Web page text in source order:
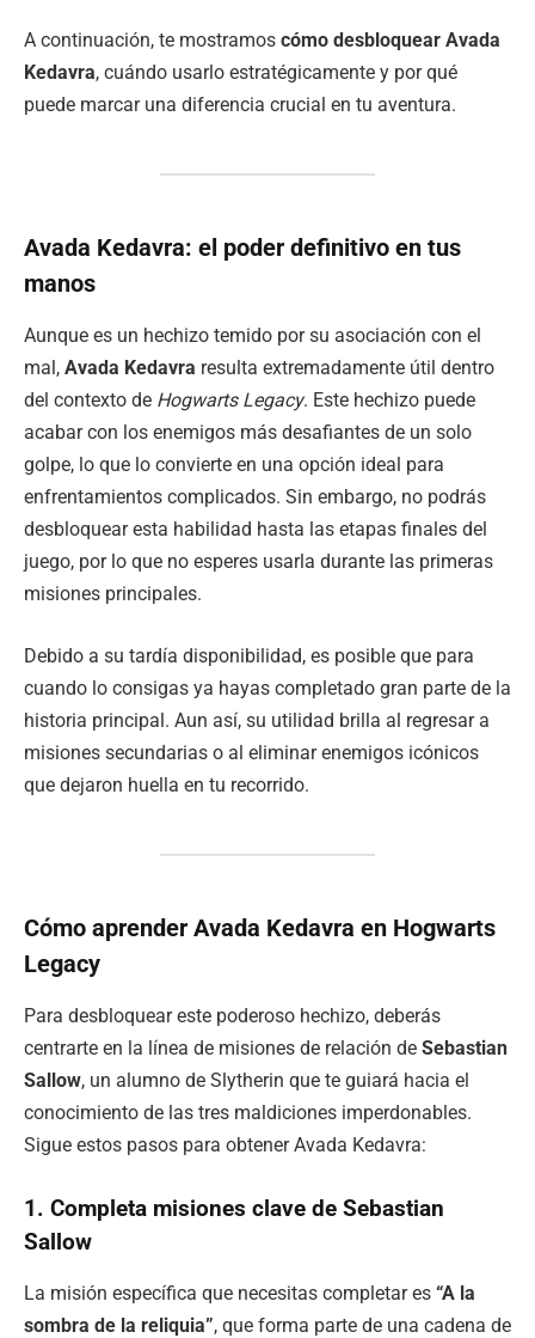
A continuación, te mostramos cómo desbloquear Avada
Kedavra, cuándo usarlo estratégicamente y por qué
puede marcar una diferencia crucial en tu aventura.
Avada Kedavra: el poder definitivo en tus
manos
Aunque es un hechizo temido por su asociación con el
mal, Avada Kedavra resulta extremadamente útil dentro
del contexto de Hogwarts Legacy. Este hechizo puede
acabar con los enemigos más desafiantes de un solo
golpe, lo que lo convierte en una opción ideal para
enfrentamientos complicados. Sin embargo, no podrás
desbloquear esta habilidad hasta las etapas finales del
juego, por lo que no esperes usarla durante las primeras
misiones principales.
Debido a su tardía disponibilidad, es posible que para
cuando lo consigas ya hayas completado gran parte de la
historia principal. Aun así, su utilidad brilla al regresar a
misiones secundarias o al eliminar enemigos icónicos
que dejaron huella en tu recorrido.
Cómo aprender Avada Kedavra en Hogwarts
Legacy
Para desbloquear este poderoso hechizo, deberás
centrarte en la línea de misiones de relación de Sebastian
Sallow, un alumno de Slytherin que te guiará hacia el
conocimiento de las tres maldiciones imperdonables.
Sigue estos pasos para obtener Avada Kedavra:
1. Completa misiones clave de Sebastian
Sallow
La misión específica que necesitas completar es “A la
sombra de la reliquia”, que forma parte de una cadena de